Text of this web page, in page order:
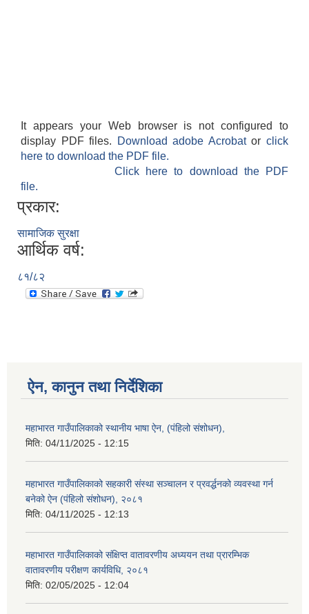
It appears your Web browser is not configured to
display PDF files.
Download adobe Acrobatorclick
here to download the PDF file.
Click here to download the PDF
file.
प्रकार:
सामाजिक सुरक्षा
आर्थिक वर्ष:
८१/८२
ऐन, कानुन तथा निर्देशिका
महाभारत गाउँपालिकाको स्थानीय भाषा ऐन, (पंहिलो संशोधन),
मिति: 04/11/2025 - 12:15
महाभारत गाउँपालिकाको सहकारी संस्था सञ्चालन र प्रवर्द्धनको व्यवस्था गर्न
बनेको ऐन (पंहिलो संशोधन), २०८१
मिति: 04/11/2025 - 12:13
महाभारत गाउँपालिकाको संक्षिप्त वातावरणीय अध्ययन तथा प्रारम्भिक
वातावरणीय परीक्षण कार्यविधि, २०८१
मिति: 02/05/2025 - 12:04